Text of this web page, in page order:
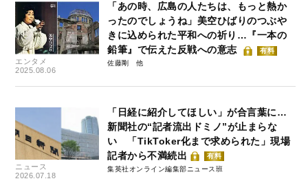
エンタメ
2025.08.06
「あの時、広島の人たちは、もっと熱か
ったのでしょうね」美空ひばりのつぶや
きに込められた平和への祈り…『一本の
鉛筆』で伝えた反戦への意志
有料
佐藤剛
ニュース
2026.07.18
「日経に紹介してほしい」が合言葉に…
新聞社の“記者流出ドミノ”が止まらな
い 「TikToker化まで求められた」現場
記者から不満続出
有料
集英社オンライン編集部ニュース班